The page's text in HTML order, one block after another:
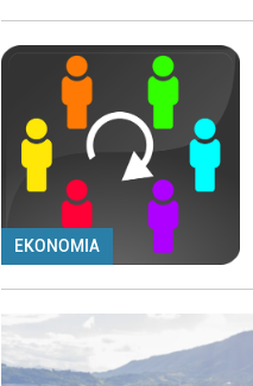
EKONOMIA